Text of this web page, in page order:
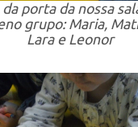
porta da nossa
grupo: Maria,
Lara e Leonor